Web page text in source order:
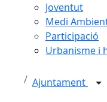
Joventut
Medi
Participació
Urbanisme i
Ajuntament